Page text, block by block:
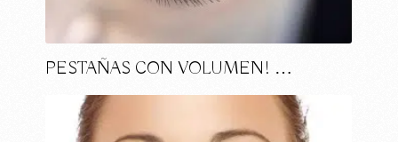
PESTAÑAS CON VOLUMEN! …